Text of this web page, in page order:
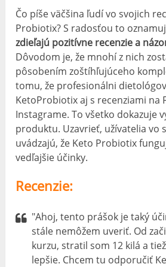
Čo píše väčšina ľudí vo svojich
Probiotix? S radosťou to
zdieľajú pozitívne recenzie a
Dôvodom je, že mnohí z nich
pôsobením zoštíhľujúceho
tomu, že profesionálni
KetoProbiotix aj s recenziami na
Instagrame. To všetko dokazuje
produktu. Uzavrieť, užívatelia vo
uvádzajú, že Keto Probiotix
vedľajšie účinky.
Recenzie:
"Ahoj, tento prášok je taký
stále nemôžem uveriť. Od
kurzu, stratil som 12 kilá a
lepšie. Chcem tu odporučiť